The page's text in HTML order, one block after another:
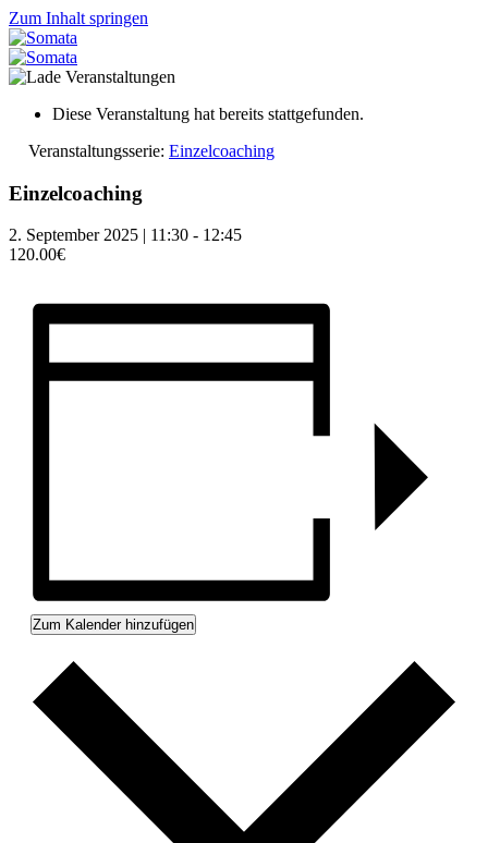
Zum Inhalt springen
Diese Veranstaltung hat bereits stattgefunden.
Veranstaltungsserie: Einzelcoaching
Einzelcoaching
2. September 2025 | 11:30 - 12:45
120.00€
Zum Kalender hinzufügen